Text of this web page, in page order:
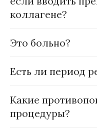
коллагене?
Это больно?
Есть ли период
Какие
процедуры?
Med